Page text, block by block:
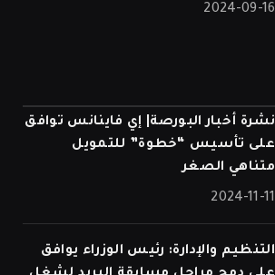
2024-09-16
نشرة أخبار البورصة| إي فاينانس توافق
على تأسيس “خطوة” للتمويل
متناهي الصغر
2024-11-11
التنظيم والإدارة: رئيس الوزراء يوافق